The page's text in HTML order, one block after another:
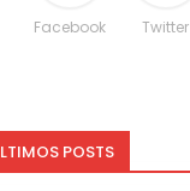
Facebook Twitter
POSTS